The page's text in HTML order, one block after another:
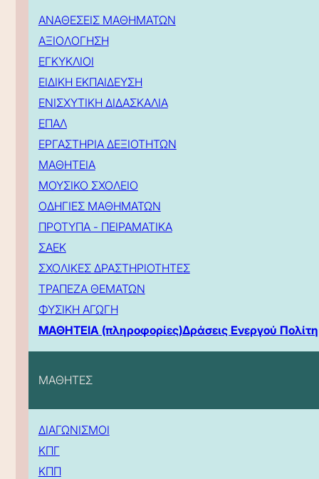
ΑΝΑΘΕΣΕΙΣ ΜΑΘΗΜΑΤΩΝ
ΑΞΙΟΛΟΓΗΣΗ
ΕΓΚΥΚΛΙΟΙ
ΕΙΔΙΚΗ ΕΚΠΑΙΔΕΥΣΗ
ΕΝΙΣΧΥΤΙΚΗ ΔΙΔΑΣΚΑΛΙΑ
ΕΠΑΛ
ΕΡΓΑΣΤΗΡΙΑ ΔΕΞΙΟΤΗΤΩΝ
ΜΑΘΗΤΕΙΑ
ΜΟΥΣΙΚΟ ΣΧΟΛΕΙΟ
ΟΔΗΓΙΕΣ ΜΑΘΗΜΑΤΩΝ
ΠΡΟΤΥΠΑ - ΠΕΙΡΑΜΑΤΙΚΑ
ΣΑΕΚ
ΣΧΟΛΙΚΕΣ ΔΡΑΣΤΗΡΙΟΤΗΤΕΣ
ΤΡΑΠΕΖΑ ΘΕΜΑΤΩΝ
ΦΥΣΙΚΗ ΑΓΩΓΗ
ΜΑΘΗΤΕΙΑ (πληροφορίες)Δράσεις Ενεργού Πολίτη
ΜΑΘΗΤΕΣ
ΔΙΑΓΩΝΙΣΜΟΙ
ΚΠΓ
ΚΠΠ